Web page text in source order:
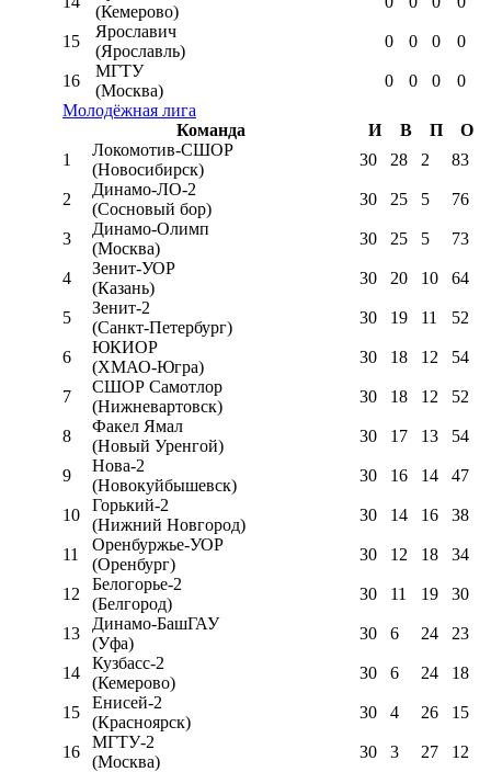
(Кемерово)
15
Ярославич
(Ярославль)
0 0 0 0
16
МГТУ
(Москва)
0 0 0
0
Молодёжная лига
Команда
И В П
О
1
Локомотив-CШОР
(Новосибирск)
30 28 2 83
2
Динамо-ЛО-2
(Сосновый бор)
30 25 5 76
3
Динамо-Олимп
(Москва)
30 25 5 73
4
Зенит-УОР
(Казань)
30 20 10 64
5
Зенит-2
(Санкт-Петербург)
30 19 11 52
6
ЮКИОР
(ХМАО-Югра)
30 18 12 54
7
СШОР Самотлор
(Нижневартовск)
30 18 12 52
8
Факел Ямал
(Новый Уренгой)
30 17 13 54
9
Нова-2
(Новокуйбышевск)
30 16 14 47
10
Горький-2
(Нижний Новгород)
30 14 16 38
11
Оренбуржье-УОР
(Оренбург)
30 12 18 34
12
Белогорье-2
(Белгород)
30 11 19 30
13
Динамо-БашГАУ
(Уфа)
30 6 24 23
14
Кузбасс-2
(Кемерово)
30 6 24 18
15
Енисей-2
(Красноярск)
30 4 26 15
16
МГТУ-2
(Москва)
30 3 27 12